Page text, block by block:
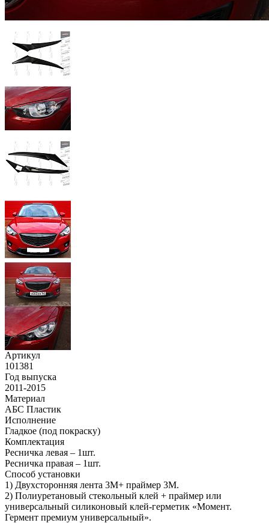
Артикул
101381
Год выпуска
2011-2015
Материал
АБС Пластик
Исполнение
Гладкое (под покраску)
Комплектация
Ресничка левая – 1шт.
Ресничка правая – 1шт.
Способ установки
1) Двухсторонняя лента 3М+ праймер 3М.
2) Полиуретановый стекольный клей + праймер или
универсальный силиконовый клей-герметик «Момент.
Гермент премиум универсальный».